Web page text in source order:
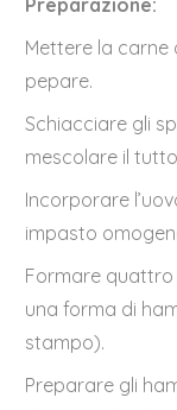
Mettere la carne
pepare.
Schiacciare gli
mescolare il
Incorporare
impasto
Formare quattro
una forma di
stampo).
Preparare gli